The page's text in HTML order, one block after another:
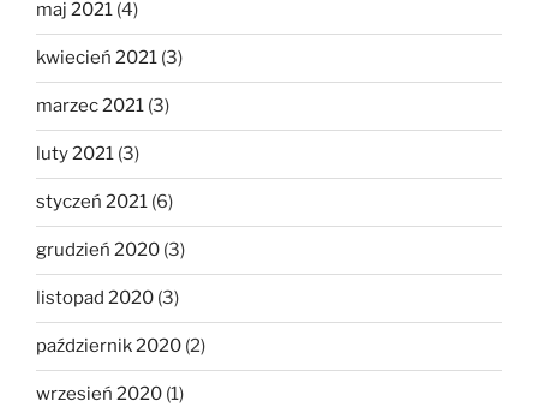
maj 2021 (4)
kwiecień 2021 (3)
marzec 2021 (3)
luty 2021 (3)
styczeń 2021 (6)
grudzień 2020 (3)
listopad 2020 (3)
październik 2020 (2)
wrzesień 2020 (1)